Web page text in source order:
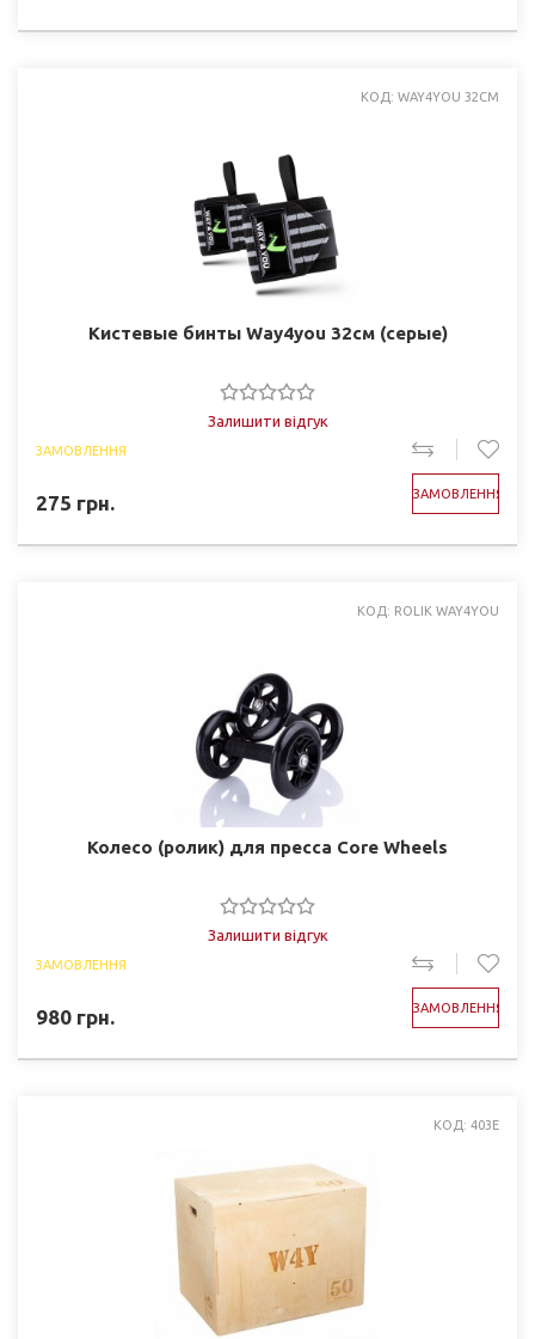
КОД: WAY4YOU 32СМ
Кистевые бинты Way4you 32см (серые)
Залишити відгук
ЗАМОВЛЕННЯ
275 грн. ЗАМОВЛЕННЯ
КОД: ROLIK WAY4YOU
Колесо (ролик) для пресса Core Wheels
Залишити відгук
ЗАМОВЛЕННЯ
980 грн. ЗАМОВЛЕННЯ
КОД: 403E